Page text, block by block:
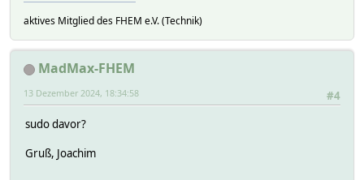
aktives Mitglied des FHEM e.V. (Technik)
MadMax-FHEM
#4
13 Dezember 2024, 18:34:58
sudo davor?
Gruß, Joachim